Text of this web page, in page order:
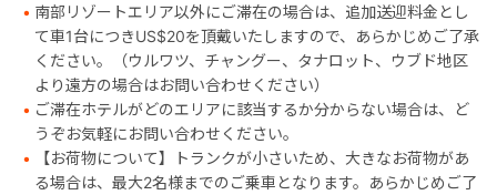
南部リゾートエリア以外にご滞在の場合は、追加送迎料金とし
て車1台につきUS$20を頂戴いたしますので、あらかじめご了承
ください。（ウルワツ、チャングー、タナロット、ウブド地区
より遠方の場合はお問い合わせください）
ご滞在ホテルがどのエリアに該当するか分からない場合は、ど
うぞお気軽にお問い合わせください。
【お荷物について】トランクが小さいため、大きなお荷物があ
る場合は、最大2名様までのご乗車となります。あらかじめご了